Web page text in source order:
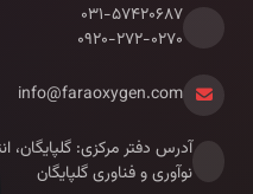
۰۳۱-۵۷۴۲۰۶۸۷
۰۹۲۰-۲۷۲-۰۲۷۰
info@faraoxygen.com
آدرس دفتر مرکزی: گلپایگان،
نوآوری و فناوری گلپایگان